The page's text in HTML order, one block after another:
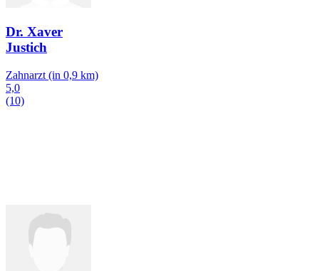
Dr. Xaver
Justich
Zahnarzt (in 0,9 km)
5,0
(10)